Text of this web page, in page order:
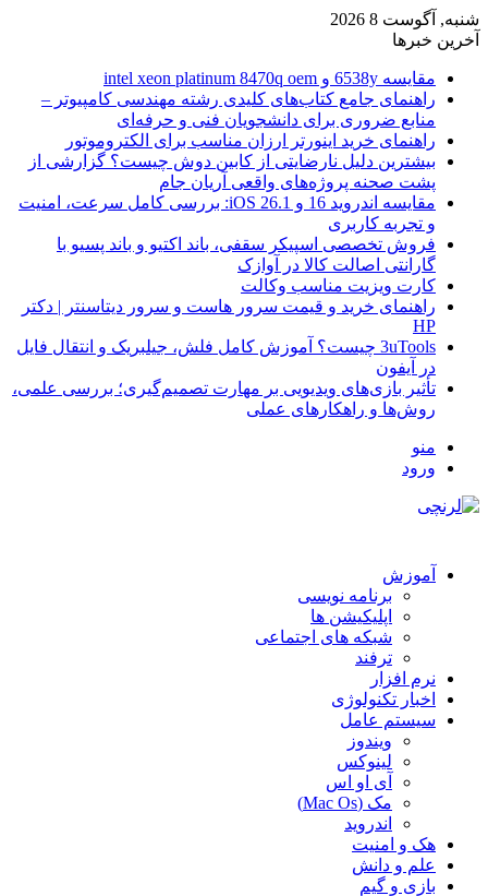
شنبه, آگوست 8 2026
آخرین خبرها
مقایسه 6538y و intel xeon platinum 8470q oem
راهنمای جامع کتاب‌های کلیدی رشته مهندسی کامپیوتر –
منابع ضروری برای دانشجویان فنی و حرفه‌ای
راهنمای خرید اینورتر ارزان مناسب برای الکتروموتور
بیشترین دلیل نارضایتی از کابین دوش چیست؟ گزارشی از
پشت صحنه پروژه‌های واقعی آریان جام
مقایسه اندروید 16 و iOS 26.1: بررسی کامل سرعت، امنیت
و تجربه کاربری
فروش تخصصی اسپیکر سقفی، باند اکتیو و باند پسیو با
گارانتی اصالت کالا در آوازک
کارت ویزیت مناسب وکالت
راهنمای خرید و قیمت سرور هاست و سرور دیتاسنتر | دکتر
HP
3uTools چیست؟ آموزش کامل فلش، جیلبریک و انتقال فایل
در آیفون
تأثیر بازی‌های ویدیویی بر مهارت تصمیم‌گیری؛ بررسی علمی،
روش‌ها و راهکارهای عملی
منو
ورود
آموزش
برنامه نویسی
اپلیکیشن ها
شبکه های اجتماعی
ترفند
نرم افزار
اخبار تکنولوژی
سیستم عامل
ویندوز
لینوکس
آی او اس
مک (Mac Os)
اندروید
هک و امنیت
علم و دانش
بازی و گیم